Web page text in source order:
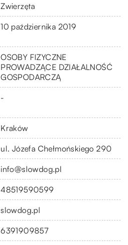
Zwierzęta
10 października 2019
OSOBY FIZYCZNE
PROWADZĄCE DZIAŁALNOŚĆ
GOSPODARCZĄ
-
Kraków
ul. Józefa Chełmońskiego 290
info@slowdog.pl
48519590599
slowdog.pl
6391909857